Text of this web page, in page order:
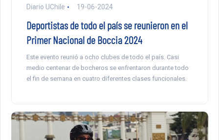
Diario UChile 19-06-2024
Deportistas de todo el país se reunieron en el
Primer Nacional de Boccia 2024
Este evento reunió a ocho clubes de todo el país. Casi
medio centenar de bocheros se enfrentaron durante todo
el fin de semana en cuatro diferentes clases funcionales.